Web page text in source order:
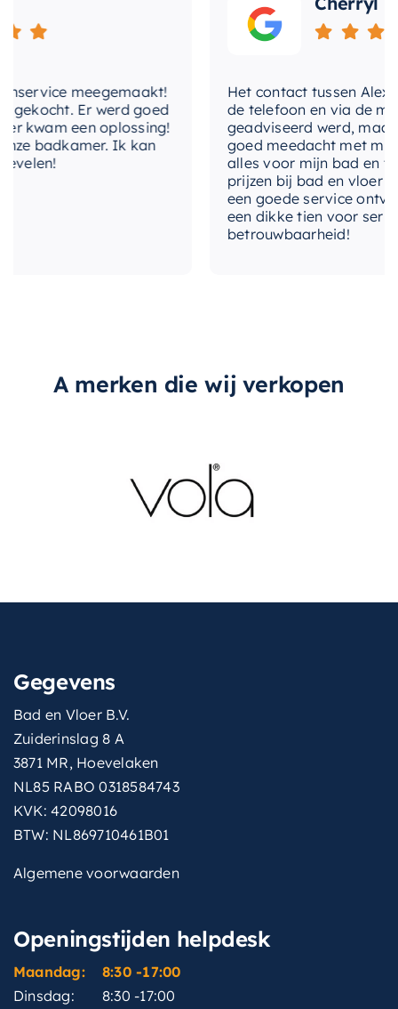
maakt de nis een veelzijdige keuze voor elke
huiseigenaar.
EASY Nis. Met zijn unieke ontwerp,
duurzaamheid en flexibiliteit is deze nis de
perfecte combinatie van stijl en functionaliteit.
meegemaakt!
Er werd goed
een oplossing!
badkamer. Ik kan
Het contact tussen Alex
de telefoon en via de
geadviseerd werd, maar
goed meedacht met mij.
alles voor mijn bad en
prijzen bij bad en vloer
een goede service
een dikke tien voor
betrouwbaarheid!
A merken die wij verkopen
Gegevens
Bad en Vloer B.V.
Zuiderinslag 8 A
3871 MR, Hoevelaken
NL85 RABO 0318584743
KVK: 42098016
BTW: NL869710461B01
Algemene voorwaarden
Openingstijden helpdesk
Maandag:
8:30 -17:00
Dinsdag:
8:30 -17:00